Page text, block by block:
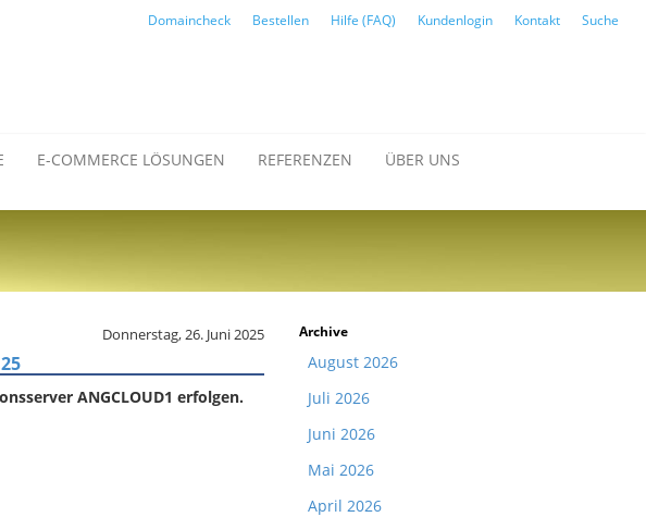
Domaincheck Bestellen Hilfe (FAQ) Kundenlogin Kontakt Suche
E-COMMERCE LÖSUNGEN REFERENZEN ÜBER UNS
Donnerstag, 26. Juni 2025
ANGCLOUD1 erfolgen.
Archive
August 2026
Juli 2026
Juni 2026
Mai 2026
April 2026